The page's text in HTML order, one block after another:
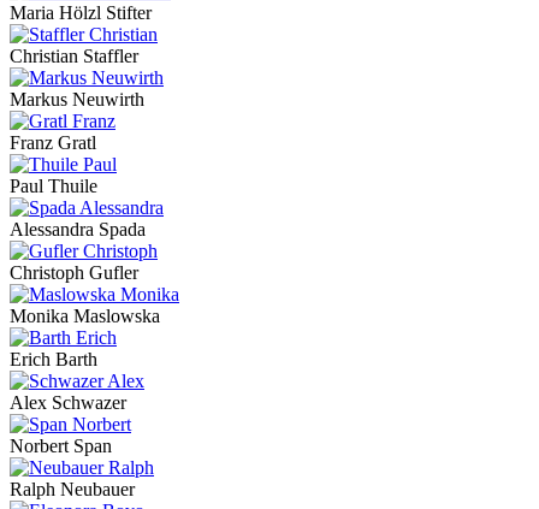
Maria Hölzl Stifter
Christian Staffler
Markus Neuwirth
Franz Gratl
Paul Thuile
Alessandra Spada
Christoph Gufler
Monika Maslowska
Erich Barth
Alex Schwazer
Norbert Span
Ralph Neubauer